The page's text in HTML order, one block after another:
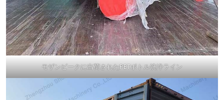
モザンビークに出荷されたPETボトル洗浄ライン